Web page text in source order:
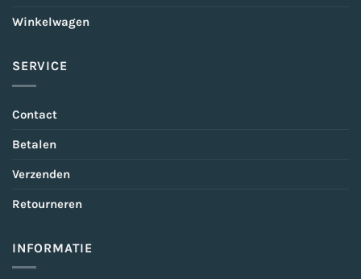
Winkelwagen
SERVICE
Contact
Betalen
Verzenden
Retourneren
INFORMATIE